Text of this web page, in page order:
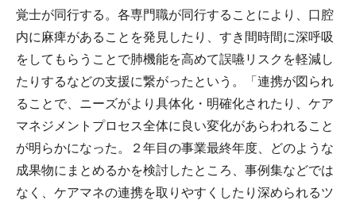
覚士が同行する。各専門職が同行することにより、口腔
内に麻痺があることを発見したり、すき間時間に深呼吸
をしてもらうことで肺機能を高めて誤嚥リスクを軽減し
たりするなどの支援に繋がったという。「連携が図られ
ることで、ニーズがより具体化・明確化されたり、ケア
マネジメントプロセス全体に良い変化があらわれること
が明らかになった。２年目の事業最終年度、どのような
成果物にまとめるかを検討したところ、事例集などでは
なく、ケアマネの連携を取りやすくしたり深められるツ